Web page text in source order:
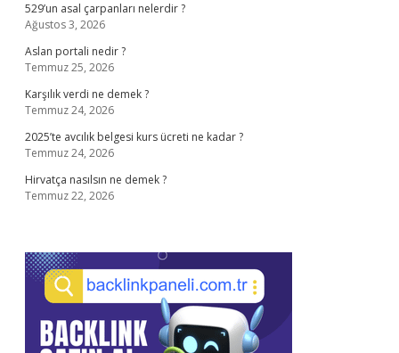
529’un asal çarpanları nelerdir ?
Ağustos 3, 2026
Aslan portali nedir ?
Temmuz 25, 2026
Karşılık verdi ne demek ?
Temmuz 24, 2026
2025’te avcılık belgesi kurs ücreti ne kadar ?
Temmuz 24, 2026
Hirvatça nasılsın ne demek ?
Temmuz 22, 2026